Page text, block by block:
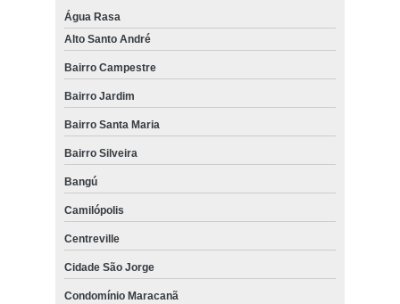
Água Rasa
Alto Santo André
Bairro Campestre
Bairro Jardim
Bairro Santa Maria
Bairro Silveira
Bangú
Camilópolis
Centreville
Cidade São Jorge
Condomínio Maracanã